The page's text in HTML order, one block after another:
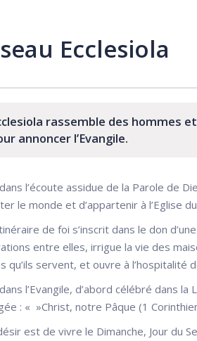
Ecclesiola
rassemble des hommes
annoncer l’Evangile.
l’écoute assidue de la Parole de
le monde et d’appartenir à l’Eglise
de foi s’inscrit dans le don
entre elles, irrigue la vie des
qu’ils servent, et ouvre à
l’Evangile, d’abord célébré dans
: « »Christ, notre Pâque (1
est de vivre le Dimanche, Jour du